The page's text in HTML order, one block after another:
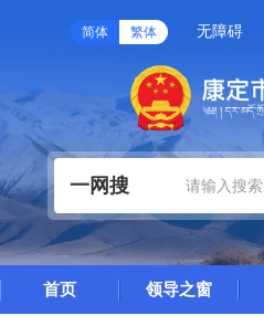
简体 繁体 无障碍
一网搜
首页 领导之窗